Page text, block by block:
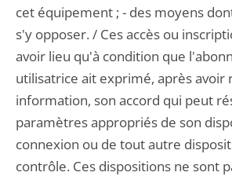
cet équipement ; - des moyens
s'y opposer. / Ces accès ou
avoir lieu qu'à condition que
utilisatrice ait exprimé, après avoir
information, son accord qui peut
paramètres appropriés de son
connexion ou de tout autre
contrôle. Ces dispositions ne sont